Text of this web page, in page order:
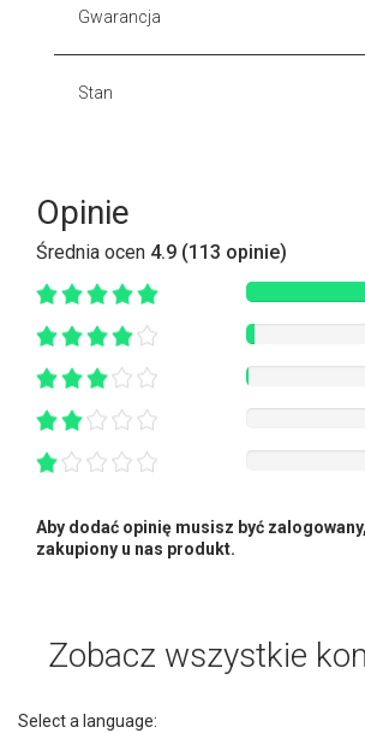
Gwarancja
Stan
Opinie
Średnia ocen 4.9 (113 opinie)
Aby dodać opinię musisz być
zakupiony u nas produkt.
Zobacz wszystkie
Select a language: